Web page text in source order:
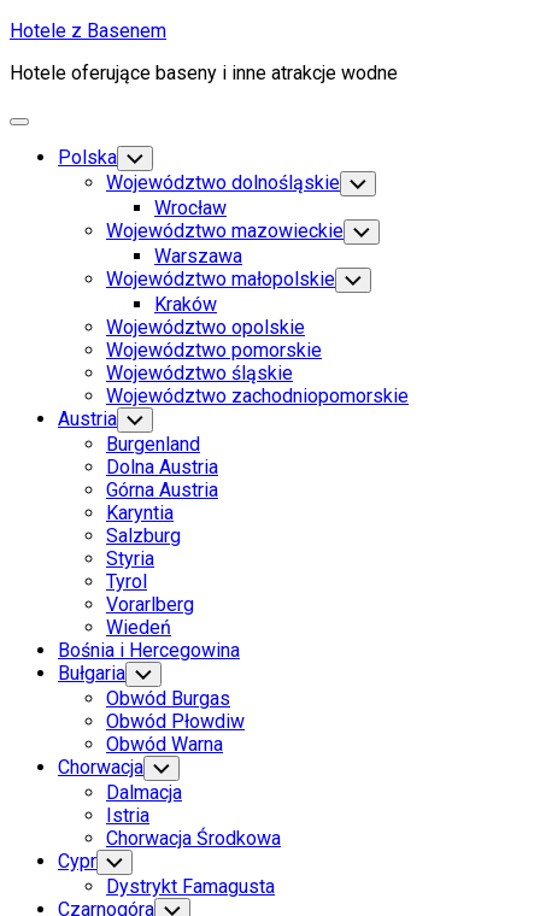
Skip
content
Hotele z Basenem
Hotele oferujące baseny i inne atrakcje wodne
Expand
Polska Toggle
Child
Menu
Województwo dolnośląskie Toggle
Child
Menu
Wrocław
Województwo mazowieckie Toggle
Child
Menu
Warszawa
Województwo małopolskie Toggle
Child
Kraków
Województwo opolskie
Województwo pomorskie
Województwo śląskie
Województwo zachodniopomorskie
Austria Toggle
Child
Menu
Burgenland
Dolna Austria
Górna Austria
Karyntia
Salzburg
Styria
Tyrol
Vorarlberg
Wiedeń
Bośnia i Hercegowina
Bułgaria Toggle
Child
Menu
Obwód Burgas
Obwód Płowdiw
Obwód Warna
Chorwacja Toggle
Child
Menu
Dalmacja
Istria
Chorwacja Środkowa
Cypr Toggle
Child
Menu
Dystrykt Famagusta
Czarnogóra Toggle